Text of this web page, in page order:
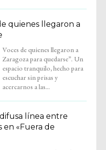
quienes llegaron a
acercarnos a las...
línea entre
en «Fuera de